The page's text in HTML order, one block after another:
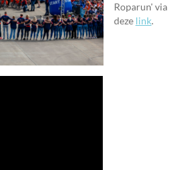
Roparun' via
deze link.